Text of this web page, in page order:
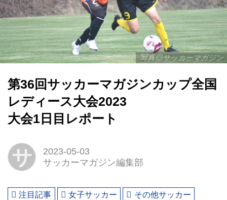
写真◎サッカーマガジン
第36回サッカーマガジンカップ全国
レディース大会2023
大会1日目レポート
サ
2023-05-03
サッカーマガジン編集部
注目記事 女子サッカー
その他サッカー